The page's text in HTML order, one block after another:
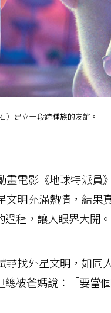
）建立一段跨種族的友誼。
電影《地球特派員
文明充滿熱情，結果
程，讓人眼界大開。
找外星文明，如同
被爸媽說：「要當個